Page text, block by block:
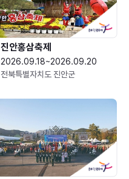
진안홍삼축제
2026.09.18~2026.09.20
전북특별자치도 진안군